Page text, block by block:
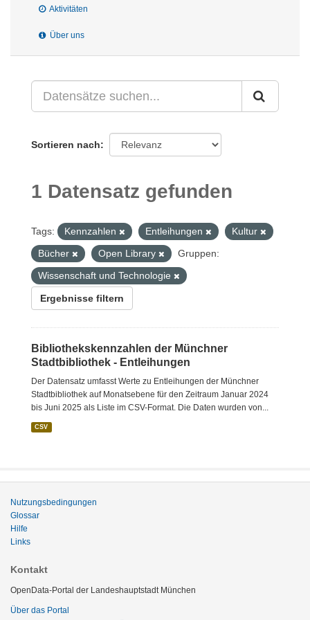
Aktivitäten
Über uns
Sortieren nach
1 Datensatz gefunden
Tags: Kennzahlen Entleihungen
Kultur
Bücher
Open Library
Gruppen:
Wissenschaft und Technologie
Ergebnisse filtern
Bibliothekskennzahlen der Münchner
Stadtbibliothek - Entleihungen
Der Datensatz umfasst Werte zu Entleihungen der Münchner
Stadtbibliothek auf Monatsebene für den Zeitraum Januar 2024
bis Juni 2025 als Liste im CSV-Format. Die Daten wurden von...
CSV
Nutzungsbedingungen
Glossar
Hilfe
Links
Kontakt
OpenData-Portal der Landeshauptstadt München
Über das Portal